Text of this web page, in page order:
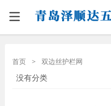
首页 > 双边丝护栏网
没有分类